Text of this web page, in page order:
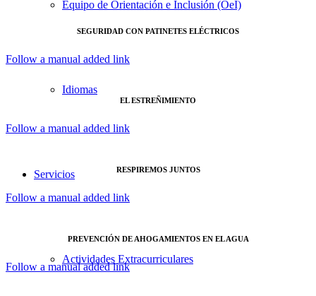
Equipo de Orientación e Inclusión (OeI)
Idiomas
Servicios
Actividades Extracurriculares
SEGURIDAD CON PATINETES ELÉCTRICOS
Follow a manual added link
EL ESTREÑIMIENTO
Follow a manual added link
RESPIREMOS JUNTOS
Follow a manual added link
PREVENCIÓN DE AHOGAMIENTOS EN EL AGUA
Follow a manual added link